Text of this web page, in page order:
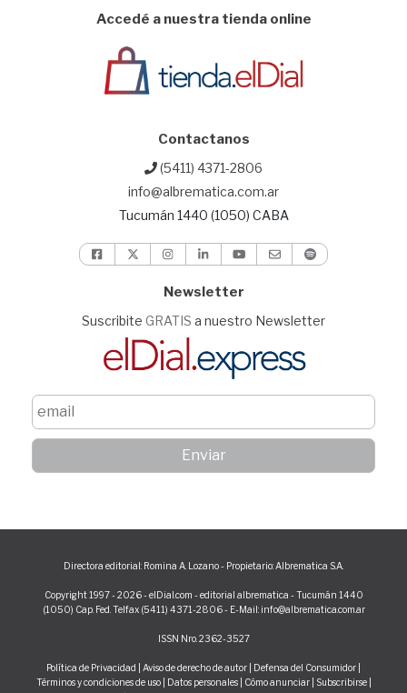
Accedé a nuestra tienda online
Contactanos
(5411) 4371-2806
info@albrematica.com.ar
Tucumán 1440 (1050) CABA
Newsletter
Suscribite GRATIS a nuestro Newsletter
Directora editorial: Romina A. Lozano - Propietario: Albrematica S.A.
Copyright 1997 - 2026 - elDial.com - editorial albrematica - Tucumán 1440
(1050) Cap. Fed. Telfax (5411) 4371-2806 - E-Mail: info@albrematica.com.ar
ISSN Nro. 2362-3527
Política de Privacidad Aviso de derecho de autor Defensa del Consumidor
Términos y condiciones de uso| Datos personales| Cómo anunciar| Subscribirse